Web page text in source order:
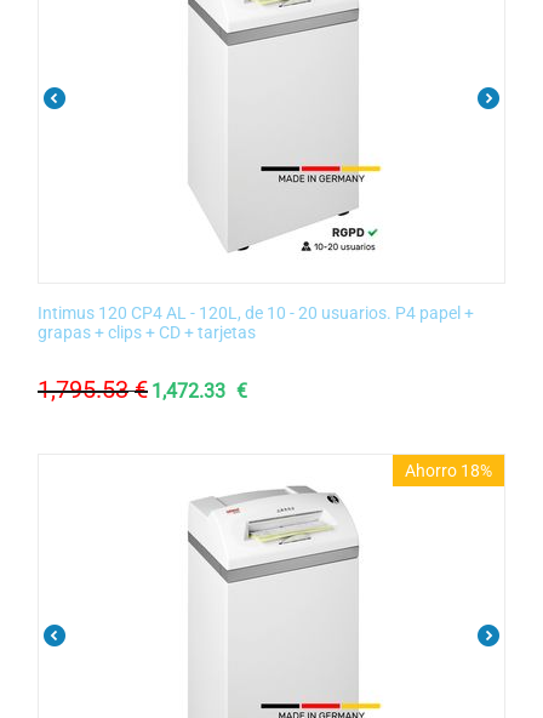
Intimus 120 CP4 AL - 120L, de 10 - 20 usuarios. P4 papel +
grapas + clips + CD + tarjetas
1,795.53 € 1,472.33 €
Ahorro 18%